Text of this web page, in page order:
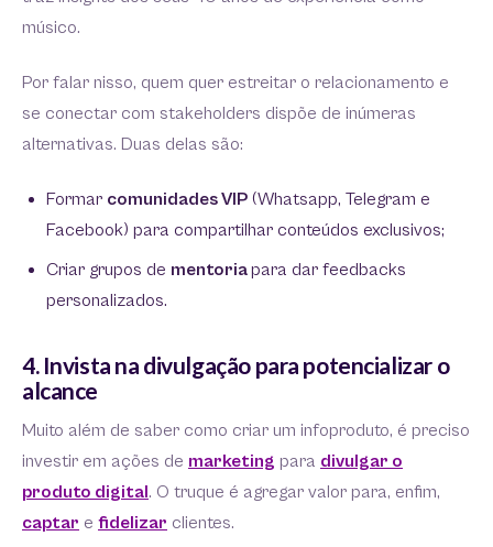
músico.
Por falar nisso, quem quer estreitar o relacionamento e
se conectar com stakeholders dispõe de inúmeras
alternativas. Duas delas são:
Formar comunidades VIP (Whatsapp, Telegram e
Facebook) para compartilhar conteúdos exclusivos;
Criar grupos de mentoriapara dar feedbacks
personalizados.
4. Invista na divulgação para potencializar o
alcance
Muito além de saber como criar um infoproduto, é preciso
investir em ações de marketing para divulgar o
produto digital. O truque é agregar valor para, enfim,
captar e fidelizar clientes.